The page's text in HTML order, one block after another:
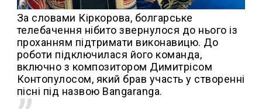
За словами Кіркорова, болгарське
телебачення нібито звернулося до нього із
проханням підтримати виконавицю. До
роботи підключилася його команда,
включно з композитором Димитрісом
Контопулосом, який брав участь у створенні
пісні під назвою Bangaranga.